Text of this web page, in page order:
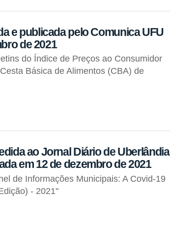
e publicada pelo Comunica UFU
de 2021
do Índice de Preços ao Consumidor
Básica de Alimentos (CBA) de
ao Jornal Diário de Uberlândia
em 12 de dezembro de 2021
de Informações Municipais: A Covid-19
- 2021"